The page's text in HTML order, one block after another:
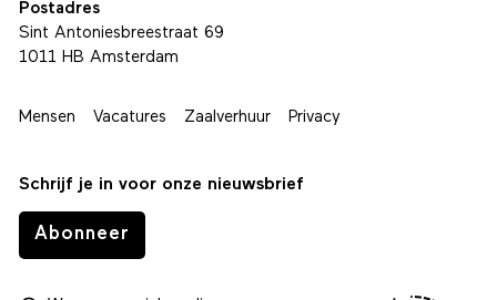
Postadres
Sint Antoniesbreestraat 69
1011 HB Amsterdam
Mensen Vacatures Zaalverhuur Privacy
Schrijf je in voor onze nieuwsbrief
Abonneer